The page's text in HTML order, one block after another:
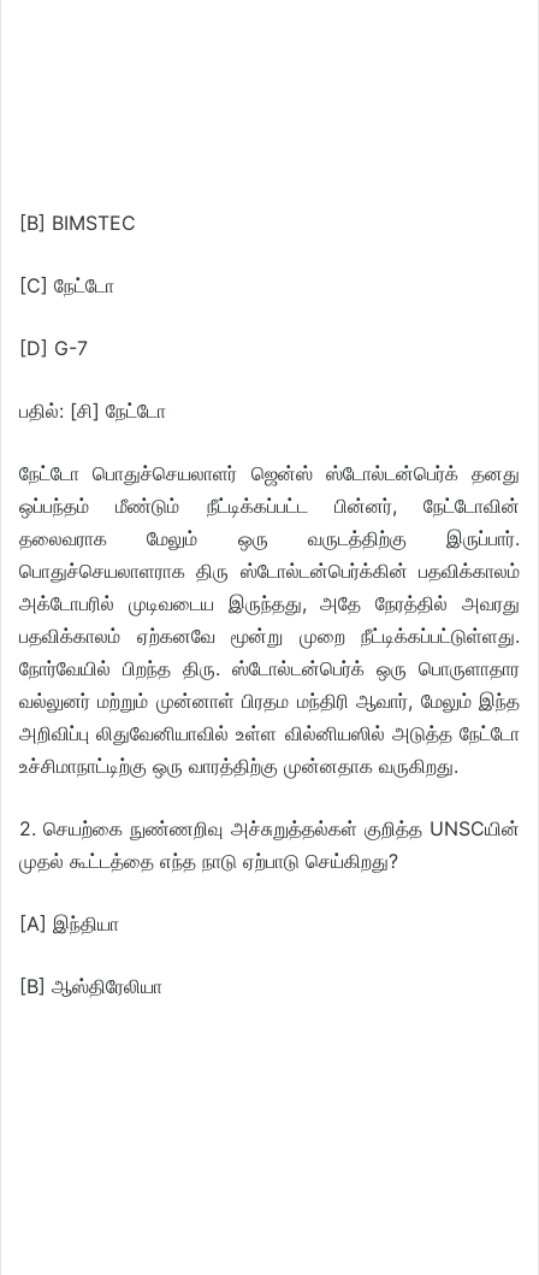
[B] BIMSTEC
[C] நேட்டோ
[D] G-7
பதில்: [சி] நேட்டோ
நேட்டோ பொதுச்செயலாளர் ஜென்ஸ் ஸ்டோல்டன்பெர்க் தனது
ஒப்பந்தம் மீண்டும் நீட்டிக்கப்பட்ட பின்னர், நேட்டோவின்
தலைவராக மேலும் ஒரு வருடத்திற்கு இருப்பார்.
பொதுச்செயலாளராக திரு ஸ்டோல்டன்பெர்க்கின் பதவிக்காலம்
அக்டோபரில் முடிவடைய இருந்தது, அதே நேரத்தில் அவரது
பதவிக்காலம் ஏற்கனவே மூன்று முறை நீட்டிக்கப்பட்டுள்ளது.
நோர்வேயில் பிறந்த திரு. ஸ்டோல்டன்பெர்க் ஒரு பொருளாதார
வல்லுனர் மற்றும் முன்னாள் பிரதம மந்திரி ஆவார், மேலும் இந்த
அறிவிப்பு லிதுவேனியாவில் உள்ள வில்னியஸில் அடுத்த நேட்டோ
உச்சிமாநாட்டிற்கு ஒரு வாரத்திற்கு முன்னதாக வருகிறது.
2. செயற்கை நுண்ணறிவு அச்சுறுத்தல்கள் குறித்த UNSCயின்
முதல் கூட்டத்தை எந்த நாடு ஏற்பாடு செய்கிறது?
[A] இந்தியா
[B] ஆஸ்திரேலியா